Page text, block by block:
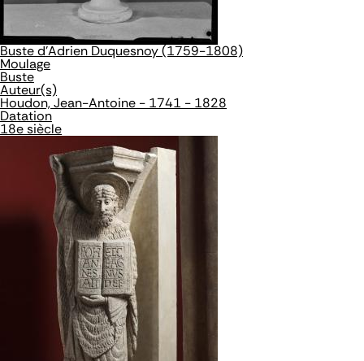
Buste d'Adrien Duquesnoy (1759-1808)
Moulage
Buste
Auteur(s)
Houdon, Jean-Antoine - 1741 - 1828
Datation
18e siècle